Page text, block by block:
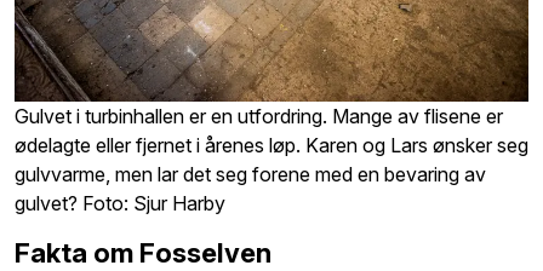
Gulvet i turbinhallen er en utfordring. Mange av flisene er
ødelagte eller fjernet i årenes løp. Karen og Lars ønsker seg
gulvvarme, men lar det seg forene med en bevaring av
gulvet? Foto: Sjur Harby
Fakta om Fosselven